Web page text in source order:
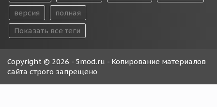
версия
полная
Показать все теги
Copyright © 2026 - 5mod.ru - Копирование материалов
сайта строго запрещено